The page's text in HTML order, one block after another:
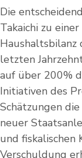
Die
Takaichi zu
Haushaltsbilanz
letzten
auf über 200%
Initiativen des
Schätzungen
neuer
und fiskalischen
Verschuldung